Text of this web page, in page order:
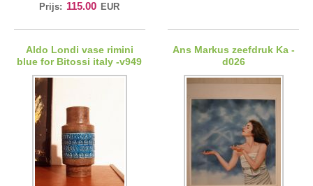
Prijs: 115.00 EUR
Aldo Londi vase rimini
blue for Bitossi italy -v949
Ans Markus zeefdruk Ka -
d026